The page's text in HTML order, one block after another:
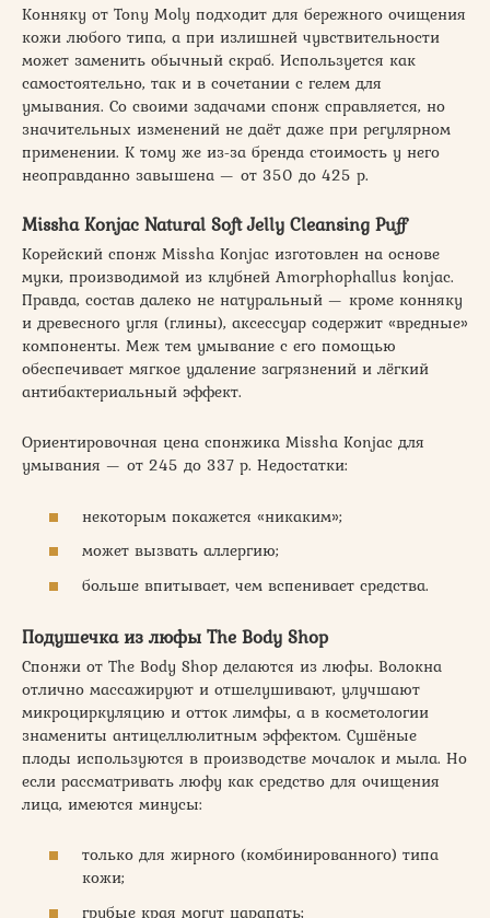
Конняку от Tony Moly подходит для бережного очищения
кожи любого типа, а при излишней чувствительности
может заменить обычный скраб. Используется как
самостоятельно, так и в сочетании с гелем для
умывания. Со своими задачами спонж справляется, но
значительных изменений не даёт даже при регулярном
применении. К тому же из-за бренда стоимость у него
неоправданно завышена — от 350 до 425 р.
Missha Konjac Natural Soft Jelly Cleansing Puff
Корейский спонж Missha Konjac изготовлен на основе
муки, производимой из клубней Amorphophallus konjac.
Правда, состав далеко не натуральный — кроме конняку
и древесного угля (глины), аксессуар содержит «вредные»
компоненты. Меж тем умывание с его помощью
обеспечивает мягкое удаление загрязнений и лёгкий
антибактериальный эффект.
Ориентировочная цена спонжика Missha Konjac для
умывания — от 245 до 337 р. Недостатки:
некоторым покажется «никаким»;
может вызвать аллергию;
больше впитывает, чем вспенивает средства.
Подушечка из люфы The Body Shop
Спонжи от The Body Shop делаются из люфы. Волокна
отлично массажируют и отшелушивают, улучшают
микроциркуляцию и отток лимфы, а в косметологии
знамениты антицеллюлитным эффектом. Сушёные
плоды используются в производстве мочалок и мыла. Но
если рассматривать люфу как средство для очищения
лица, имеются минусы:
только для жирного (комбинированного) типа
кожи;
грубые края могут царапать;